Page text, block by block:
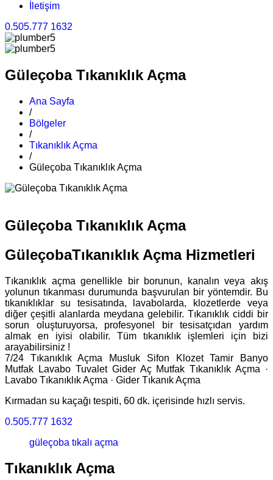
İletişim
0.505.777 1632
Güleçoba Tıkanıklık Açma
Ana Sayfa
/
Bölgeler
/
Tıkanıklık Açma
/
Güleçoba Tıkanıklık Açma
Güleçoba Tıkanıklık Açma
GüleçobaTıkanıklık Açma Hizmetleri
Tıkanıklık açma genellikle bir borunun, kanalın veya akış
yolunun tıkanması durumunda başvurulan bir yöntemdir. Bu
tıkanıklıklar su tesisatında, lavabolarda, klozetlerde veya
diğer çeşitli alanlarda meydana gelebilir. Tıkanıklık ciddi bir
sorun oluşturuyorsa, profesyonel bir tesisatçıdan yardım
almak en iyisi olabilir. Tüm tıkanıklık işlemleri için bizi
arayabilirsiniz !
7/24 Tıkanıklık Açma Musluk Sifon Klozet Tamir Banyo
Mutfak Lavabo Tuvalet Gider Aç ‎Mutfak Tıkanıklık Açma ·
‎Lavabo Tıkanıklık Açma · ‎Gider Tıkanık Açma
Kırmadan su kaçağı tespiti, 60 dk. içerisinde hızlı servis.
0.505.777 1632
güleçoba tıkalı açma
Tıkanıklık Açma